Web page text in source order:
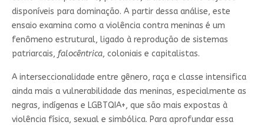
disponíveis para dominação. A partir dessa análise, este
ensaio examina como a violência contra meninas é um
fenômeno estrutural, ligado à reprodução de sistemas
patriarcais, falocêntrica, coloniais e capitalistas.
A interseccionalidade entre gênero, raça e classe intensifica
ainda mais a vulnerabilidade das meninas, especialmente as
negras, indígenas e LGBTQIA+, que são mais expostas à
violência física, sexual e simbólica. Para aprofundar essa